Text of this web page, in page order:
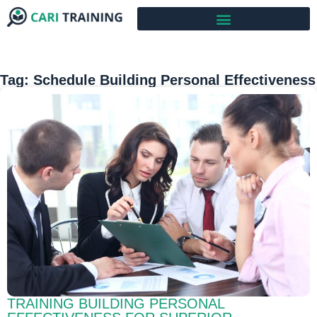
Tag: Schedule Building Personal Effectiveness
TRAINING BUILDING PERSONAL